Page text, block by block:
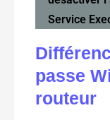
Service
passe
routeur